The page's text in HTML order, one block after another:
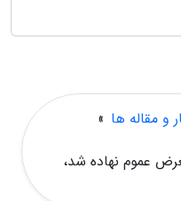
و مقاله ها »
معرض عموم نهاده شد،